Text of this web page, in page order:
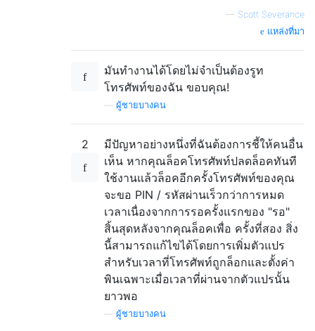
— Scott Severance
แหล่งที่มา
มันทำงานได้โดยไม่จำเป็นต้องรูท
โทรศัพท์ของฉัน ขอบคุณ!
ผู้ชายบางคน
2
มีปัญหาอย่างหนึ่งที่ฉันต้องการชี้ให้คนอื่น
เห็น หากคุณล็อคโทรศัพท์ปลดล็อคทันที
ใช้งานแล้วล็อคอีกครั้งโทรศัพท์ของคุณ
จะขอ PIN / รหัสผ่านเร็วกว่าการหมด
เวลาเนื่องจากการรอครั้งแรกของ "รอ"
สิ้นสุดหลังจากคุณล็อคเพื่อ ครั้งที่สอง สิ่ง
นี้สามารถแก้ไขได้โดยการเพิ่มตัวแปร
สำหรับเวลาที่โทรศัพท์ถูกล็อกและตั้งค่า
พินเฉพาะเมื่อเวลาที่ผ่านจากตัวแปรนั้น
ยาวพอ
ผู้ชายบางคน